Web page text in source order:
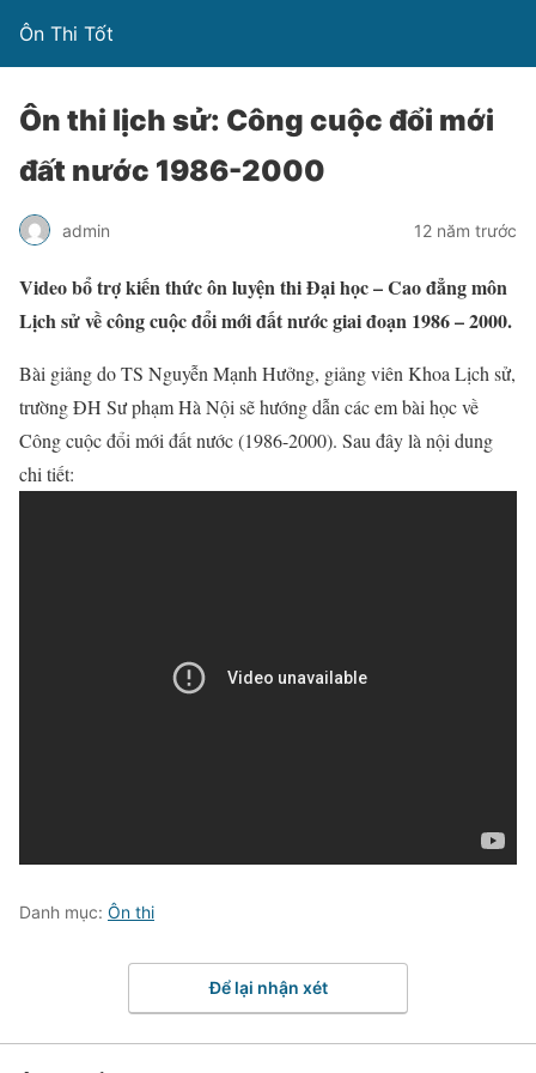
Ôn Thi Tốt
Ôn thi lịch sử: Công cuộc đổi mới
đất nước 1986-2000
admin 12 năm trước
Video bổ trợ kiến thức ôn luyện thi Đại học – Cao đẳng môn
Lịch sử về công cuộc đổi mới đất nước giai đoạn 1986 – 2000.
Bài giảng do TS Nguyễn Mạnh Hưởng, giảng viên Khoa Lịch sử,
trường ĐH Sư phạm Hà Nội sẽ hướng dẫn các em bài học về
Công cuộc đổi mới đất nước (1986-2000). Sau đây là nội dung
chi tiết:
Danh mục: Ôn thi
Để lại nhận xét